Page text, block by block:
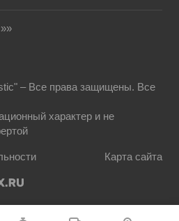
– Все права защищены. Все
характер и не
Карта сайта